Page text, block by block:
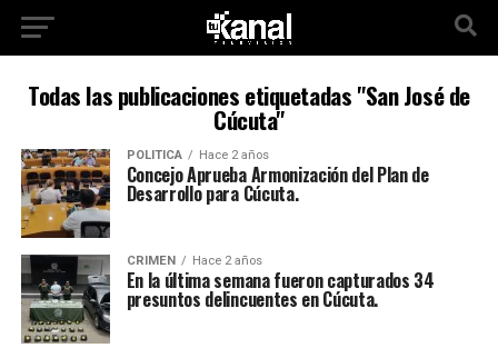
Todas las publicaciones etiquetadas "San José de
Cúcuta"
POLITICA Hace 2 años
Concejo Aprueba Armonización del Plan de
Desarrollo para Cúcuta.
CRIMEN Hace 2 años
En la última semana fueron capturados 34
presuntos delincuentes en Cúcuta.